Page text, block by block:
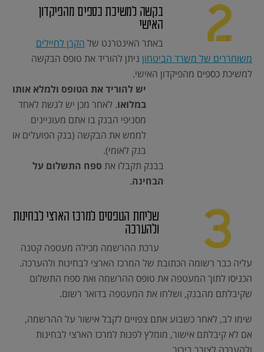
בקשה למשיכת כספים מהפיקדון
האישי
באתר האינטרנט של הקרן לחיילים
משוחררים של משרד הביטחון ניתן להוריד את טופס הבקשה
למשיכת כספים מהפיקדון האישי.
יש להוריד את הטופס ולמלא אותו
במלואו. לאחר מכן יש לגשת לאחד
מסניפי הבנק בו אתם מעוניינים
לממש את הבקשה (בנק הפועלים או
בנק לאומי).
בבנק תקבלו את ספח התשלום על
הבחינה.
שליחת הטפסים למרכז הארצי לבחינות
ולהערכה
ערכת ההרשמה מכילה מעטפה קטנה
עליה כבר רשומה הכתובת של המרכז הארצי לבחינות ולהערכה.
הכניסו לתוך המעטפה את טופס ההרשמה ואת ספח התשלום
שקיבלתם מהבנק, ושלחו את המעטפה בדואר רשום.
שימו לב, לאחר כשבוע אתם צפויים לקבל אישור על ההרשמה,
אם לא קיבלתם אישור, מומלץ לפנות למרכז הארצי לבחינות